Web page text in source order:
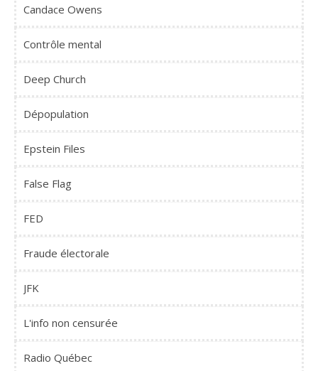
Candace Owens
Contrôle mental
Deep Church
Dépopulation
Epstein Files
False Flag
FED
Fraude électorale
JFK
L'info non censurée
Radio Québec